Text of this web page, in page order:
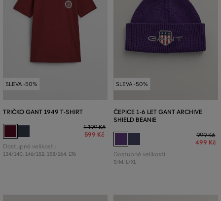
SLEVA -50%
TRIČKO GANT 1949 T-SHIRT
1 199 Kč
599 Kč
Dostupné velikosti:
134/140, 146/152, 158/164, 176
SLEVA -50%
ČEPICE 1-6 LET GANT ARCHIVE
SHIELD BEANIE
999 Kč
499 Kč
Dostupné velikosti:
S/M, L/XL